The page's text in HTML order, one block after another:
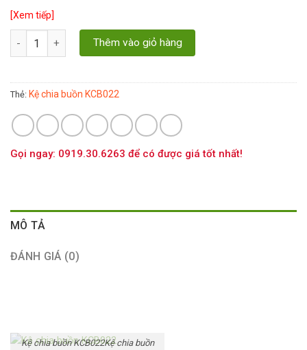
[Xem tiếp]
Số lượng Thêm vào giỏ hàng
Thẻ: Kệ chia buồn KCB022
Gọi ngay: 0919.30.6263 để có được giá tốt nhất!
MÔ TẢ
ĐÁNH GIÁ (0)
Kệ chia buồn KCB022Kệ chia buồn